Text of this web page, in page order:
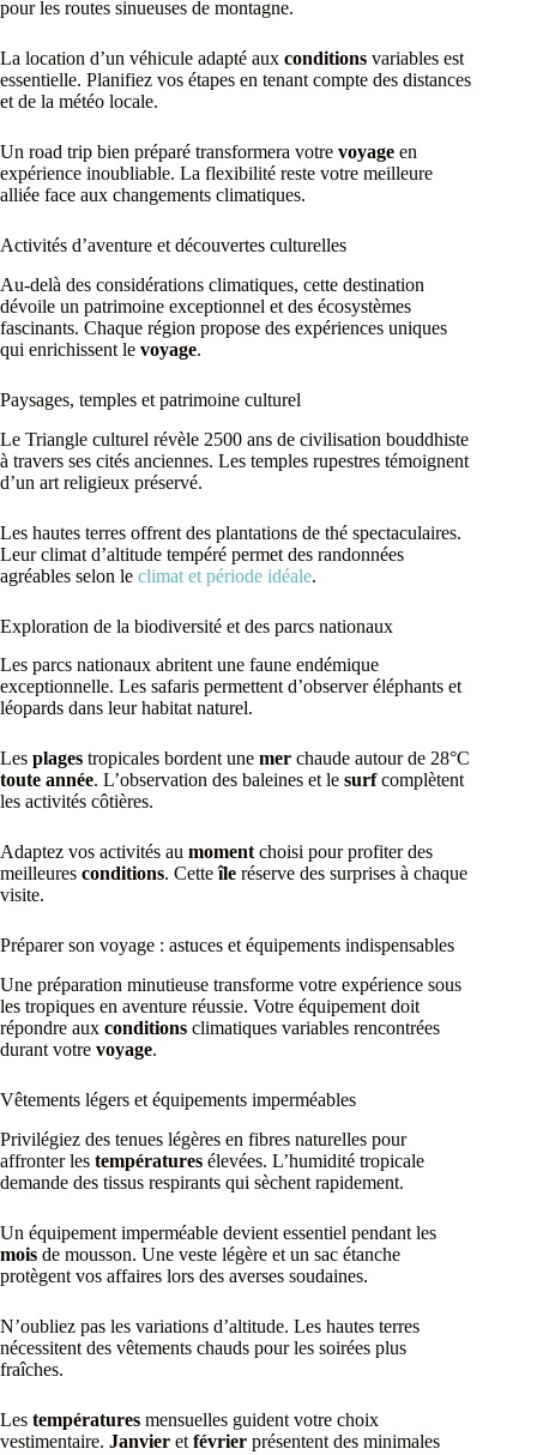
pour les routes sinueuses de montagne.
La location d’un véhicule adapté aux conditions variables est
essentielle. Planifiez vos étapes en tenant compte des distances
et de la météo locale.
Un road trip bien préparé transformera votre voyage en
expérience inoubliable. La flexibilité reste votre meilleure
alliée face aux changements climatiques.
Activités d’aventure et découvertes culturelles
Au-delà des considérations climatiques, cette destination
dévoile un patrimoine exceptionnel et des écosystèmes
fascinants. Chaque région propose des expériences uniques
qui enrichissent le voyage.
Paysages, temples et patrimoine culturel
Le Triangle culturel révèle 2500 ans de civilisation bouddhiste
à travers ses cités anciennes. Les temples rupestres témoignent
d’un art religieux préservé.
Les hautes terres offrent des plantations de thé spectaculaires.
Leur climat d’altitude tempéré permet des randonnées
agréables selon le climat et période idéale.
Exploration de la biodiversité et des parcs nationaux
Les parcs nationaux abritent une faune endémique
exceptionnelle. Les safaris permettent d’observer éléphants et
léopards dans leur habitat naturel.
Les plages tropicales bordent une mer chaude autour de 28°C
toute année. L’observation des baleines et le surfcomplètent
les activités côtières.
Adaptez vos activités au moment choisi pour profiter des
meilleures conditions. Cetteîle réserve des surprises à chaque
visite.
Préparer son voyage : astuces et équipements indispensables
Une préparation minutieuse transforme votre expérience sous
les tropiques en aventure réussie. Votre équipement doit
répondre aux conditions climatiques variables rencontrées
durant votre voyage.
Vêtements légers et équipements imperméables
Privilégiez des tenues légères en fibres naturelles pour
affronter les températures élevées. L’humidité tropicale
demande des tissus respirants qui sèchent rapidement.
Un équipement imperméable devient essentiel pendant les
mois de mousson. Une veste légère et un sac étanche
protègent vos affaires lors des averses soudaines.
N’oubliez pas les variations d’altitude. Les hautes terres
nécessitent des vêtements chauds pour les soirées plus
fraîches.
Les températures mensuelles guident votre choix
vestimentaire. Janvier et février présentent des minimales